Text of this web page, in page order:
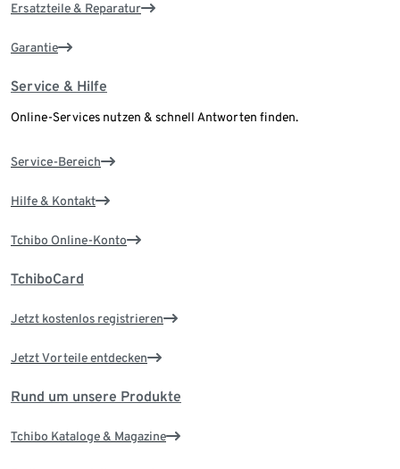
Ersatzteile & Reparatur
Garantie
Service & Hilfe
Online-Services nutzen & schnell Antworten finden.
Service-Bereich
Hilfe & Kontakt
Tchibo Online-Konto
TchiboCard
Jetzt kostenlos registrieren
Jetzt Vorteile entdecken
Rund um unsere Produkte
Tchibo Kataloge & Magazine